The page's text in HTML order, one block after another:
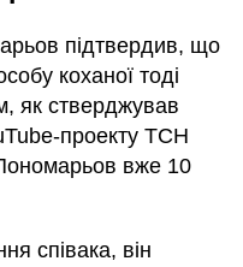
підтвердив, що
коханої тоді
як стверджував
проекту ТСН
вже 10
співака, він